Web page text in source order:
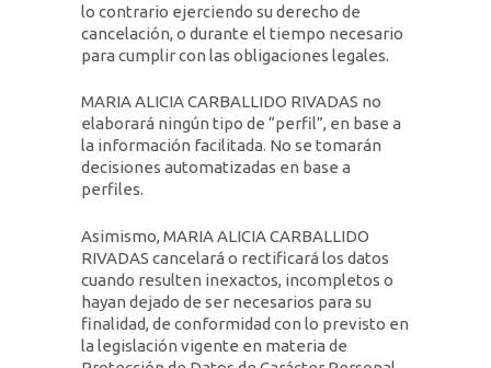
lo contrario ejerciendo su derecho de
cancelación, o durante el tiempo necesario
para cumplir con las obligaciones legales.
MARIA ALICIA CARBALLIDO RIVADAS no
elaborará ningún tipo de “perfil”, en base a
la información facilitada. No se tomarán
decisiones automatizadas en base a
perfiles.
Asimismo, MARIA ALICIA CARBALLIDO
RIVADAS cancelará o rectificará los datos
cuando resulten inexactos, incompletos o
hayan dejado de ser necesarios para su
finalidad, de conformidad con lo previsto en
la legislación vigente en materia de